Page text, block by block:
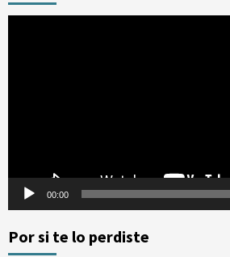
00:00
Por si te lo perdiste